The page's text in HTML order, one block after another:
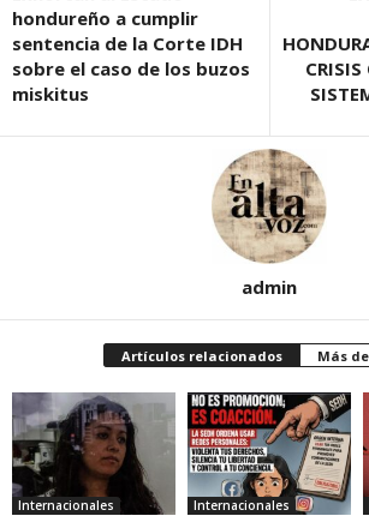
hondureño a cumplir
sentencia de la Corte IDH
sobre el caso de los buzos
miskitus
admin
Artículos relacionados Más
Internacionales Internacionales